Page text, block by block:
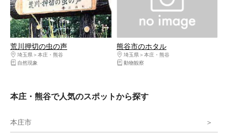
荒川押切の虫の声
埼玉県
本庄・熊谷
自然現象
熊谷市のホタル
埼玉県
本庄・熊谷
動物観察
本庄・熊谷で人気のスポットから探す
本庄市